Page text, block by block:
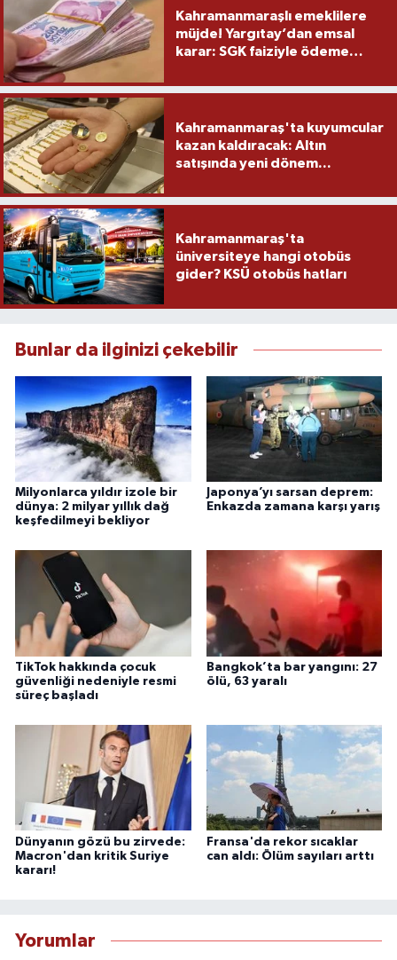
Kahramanmaraşlı emeklilere
müjde! Yargıtay’dan emsal
karar: SGK faiziyle ödeme
Kahramanmaraş'ta kuyumcular
kazan kaldıracak: Altın
satışında yeni dönem...
Kahramanmaraş'ta
üniversiteye hangi otobüs
gider? KSÜ otobüs hatları
Bunlar da ilginizi çekebilir
Milyonlarca yıldır izole bir
dünya: 2 milyar yıllık dağ
keşfedilmeyi bekliyor
Japonya’yı sarsan deprem:
Enkazda zamana karşı yarış
TikTok hakkında çocuk
güvenliği nedeniyle resmi
süreç başladı
Bangkok’ta bar yangını: 27
ölü, 63 yaralı
Dünyanın gözü bu zirvede:
Macron'dan kritik Suriye
kararı!
Fransa'da rekor sıcaklar
can aldı: Ölüm sayıları arttı
Yorumlar